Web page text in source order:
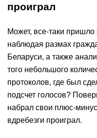
проиграл
Может, все-таки
наблюдая размах
Беларуси, а также
того небольшого
протоколов, где был
подсчет голосов?
набрал свои плюс-
вдребезги проиграл.